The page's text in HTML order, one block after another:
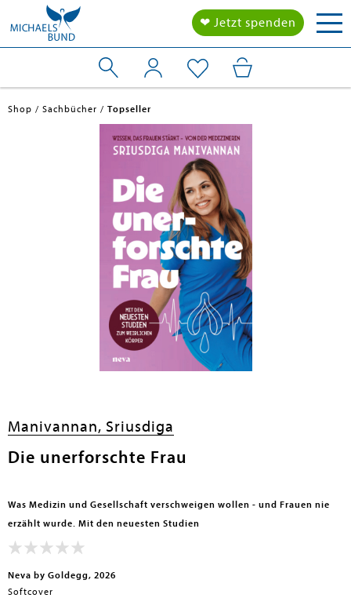
❤ Jetzt spenden
submenu
submenu
Shop Sachbücher Topseller
Manivannan, Sriusdiga
Die unerforschte Frau
Was Medizin und Gesellschaft verschweigen wollen - und Frauen nie
erzählt wurde. Mit den neuesten Studien
Neva by Goldegg, 2026
Softcover